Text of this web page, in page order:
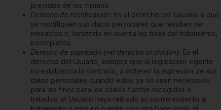
previstas de los mismos.
Derecho de rectificación: Es el derecho del Usuario a que
se modifiquen sus datos personales que resulten ser
inexactos o, teniendo en cuenta los fines del tratamiento,
incompletos.
Derecho de supresión («el derecho al olvido»): Es el
derecho del Usuario, siempre que la legislación vigente
no establezca lo contrario, a obtener la supresión de sus
datos personales cuando estos ya no sean necesarios
para los fines para los cuales fueron recogidos o
tratados; el Usuario haya retirado su consentimiento al